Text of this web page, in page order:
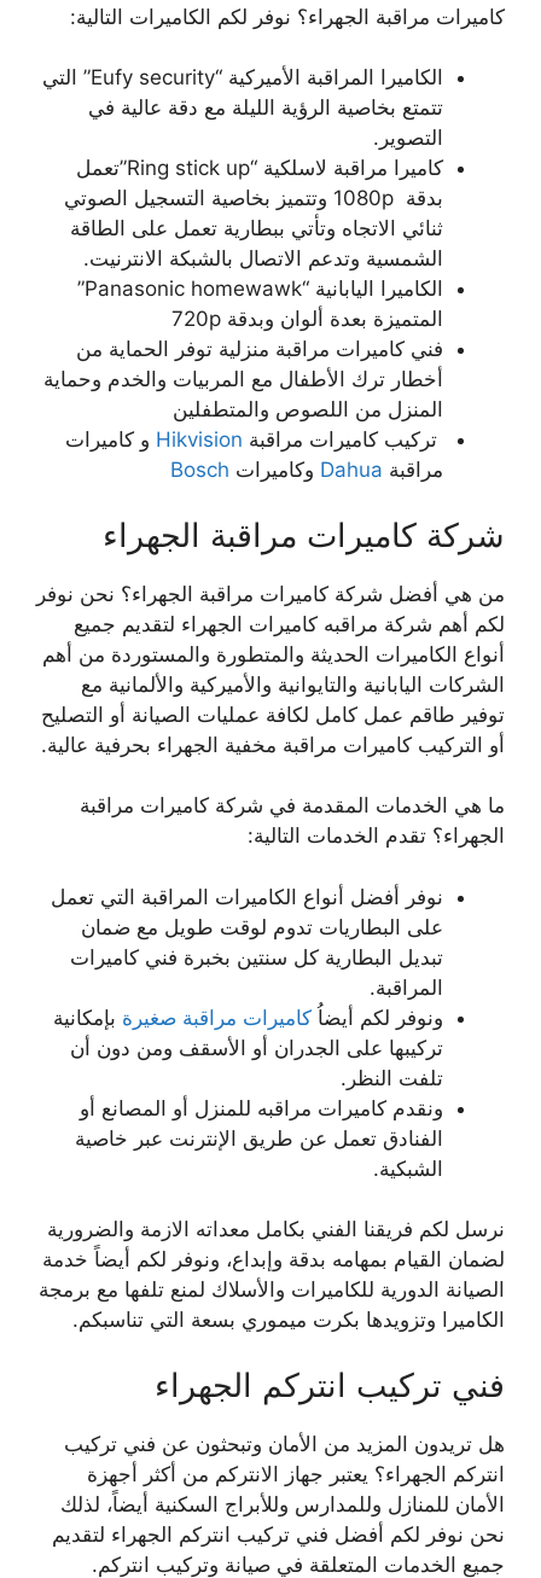
كاميرات مراقبة الجهراء؟ نوفر لكم الكاميرات التالية:
الكاميرا المراقبة الأميركية “Eufy security” التي
تتمتع بخاصية الرؤية الليلة مع دقة عالية في
التصوير.
كاميرا مراقبة لاسلكية “Ring stick up”تعمل
بدقة 1080p وتتميز بخاصية التسجيل الصوتي
ثنائي الاتجاه وتأتي ببطارية تعمل على الطاقة
الشمسية وتدعم الاتصال بالشبكة الانترنيت.
الكاميرا اليابانية “Panasonic homewawk”
المتميزة بعدة ألوان وبدقة 720p
فني كاميرات مراقبة منزلية توفر الحماية من
أخطار ترك الأطفال مع المربيات والخدم وحماية
المنزل من اللصوص والمتطفلين
تركيب كاميرات مراقبة Hikvision و كاميرات
مراقبة Dahua وكاميرات Bosch
شركة كاميرات مراقبة الجهراء
من هي أفضل شركة كاميرات مراقبة الجهراء؟ نحن نوفر
لكم أهم شركة مراقبه كاميرات الجهراء لتقديم جميع
أنواع الكاميرات الحديثة والمتطورة والمستوردة من أهم
الشركات اليابانية والتايوانية والأميركية والألمانية مع
توفير طاقم عمل كامل لكافة عمليات الصيانة أو التصليح
أو التركيب كاميرات مراقبة مخفية الجهراء بحرفية عالية.
ما هي الخدمات المقدمة في شركة كاميرات مراقبة
الجهراء؟ تقدم الخدمات التالية:
نوفر أفضل أنواع الكاميرات المراقبة التي تعمل
على البطاريات تدوم لوقت طويل مع ضمان
تبديل البطارية كل سنتين بخبرة فني كاميرات
المراقبة.
ونوفر لكم أيضاُ كاميرات مراقبة صغيرة بإمكانية
تركيبها على الجدران أو الأسقف ومن دون أن
تلفت النظر.
ونقدم كاميرات مراقبه للمنزل أو المصانع أو
الفنادق تعمل عن طريق الإنترنت عبر خاصية
الشبكية.
نرسل لكم فريقنا الفني بكامل معداته الازمة والضرورية
لضمان القيام بمهامه بدقة وإبداع، ونوفر لكم أيضاً خدمة
الصيانة الدورية للكاميرات والأسلاك لمنع تلفها مع برمجة
الكاميرا وتزويدها بكرت ميموري بسعة التي تناسبكم.
فني تركيب انتركم الجهراء
هل تريدون المزيد من الأمان وتبحثون عن فني تركيب
انتركم الجهراء؟ يعتبر جهاز الانتركم من أكثر أجهزة
الأمان للمنازل وللمدارس وللأبراج السكنية أيضاً، لذلك
نحن نوفر لكم أفضل فني تركيب انتركم الجهراء لتقديم
جميع الخدمات المتعلقة في صيانة وتركيب انتركم.